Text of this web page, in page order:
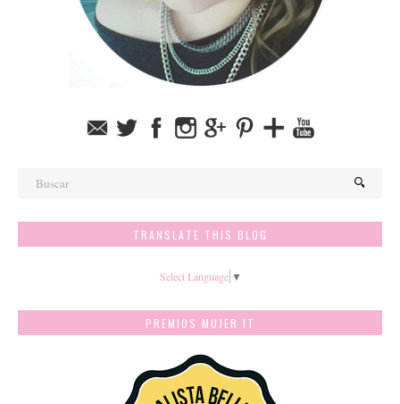
TRANSLATE THIS BLOG
Select Language ▼
PREMIOS MUJER IT